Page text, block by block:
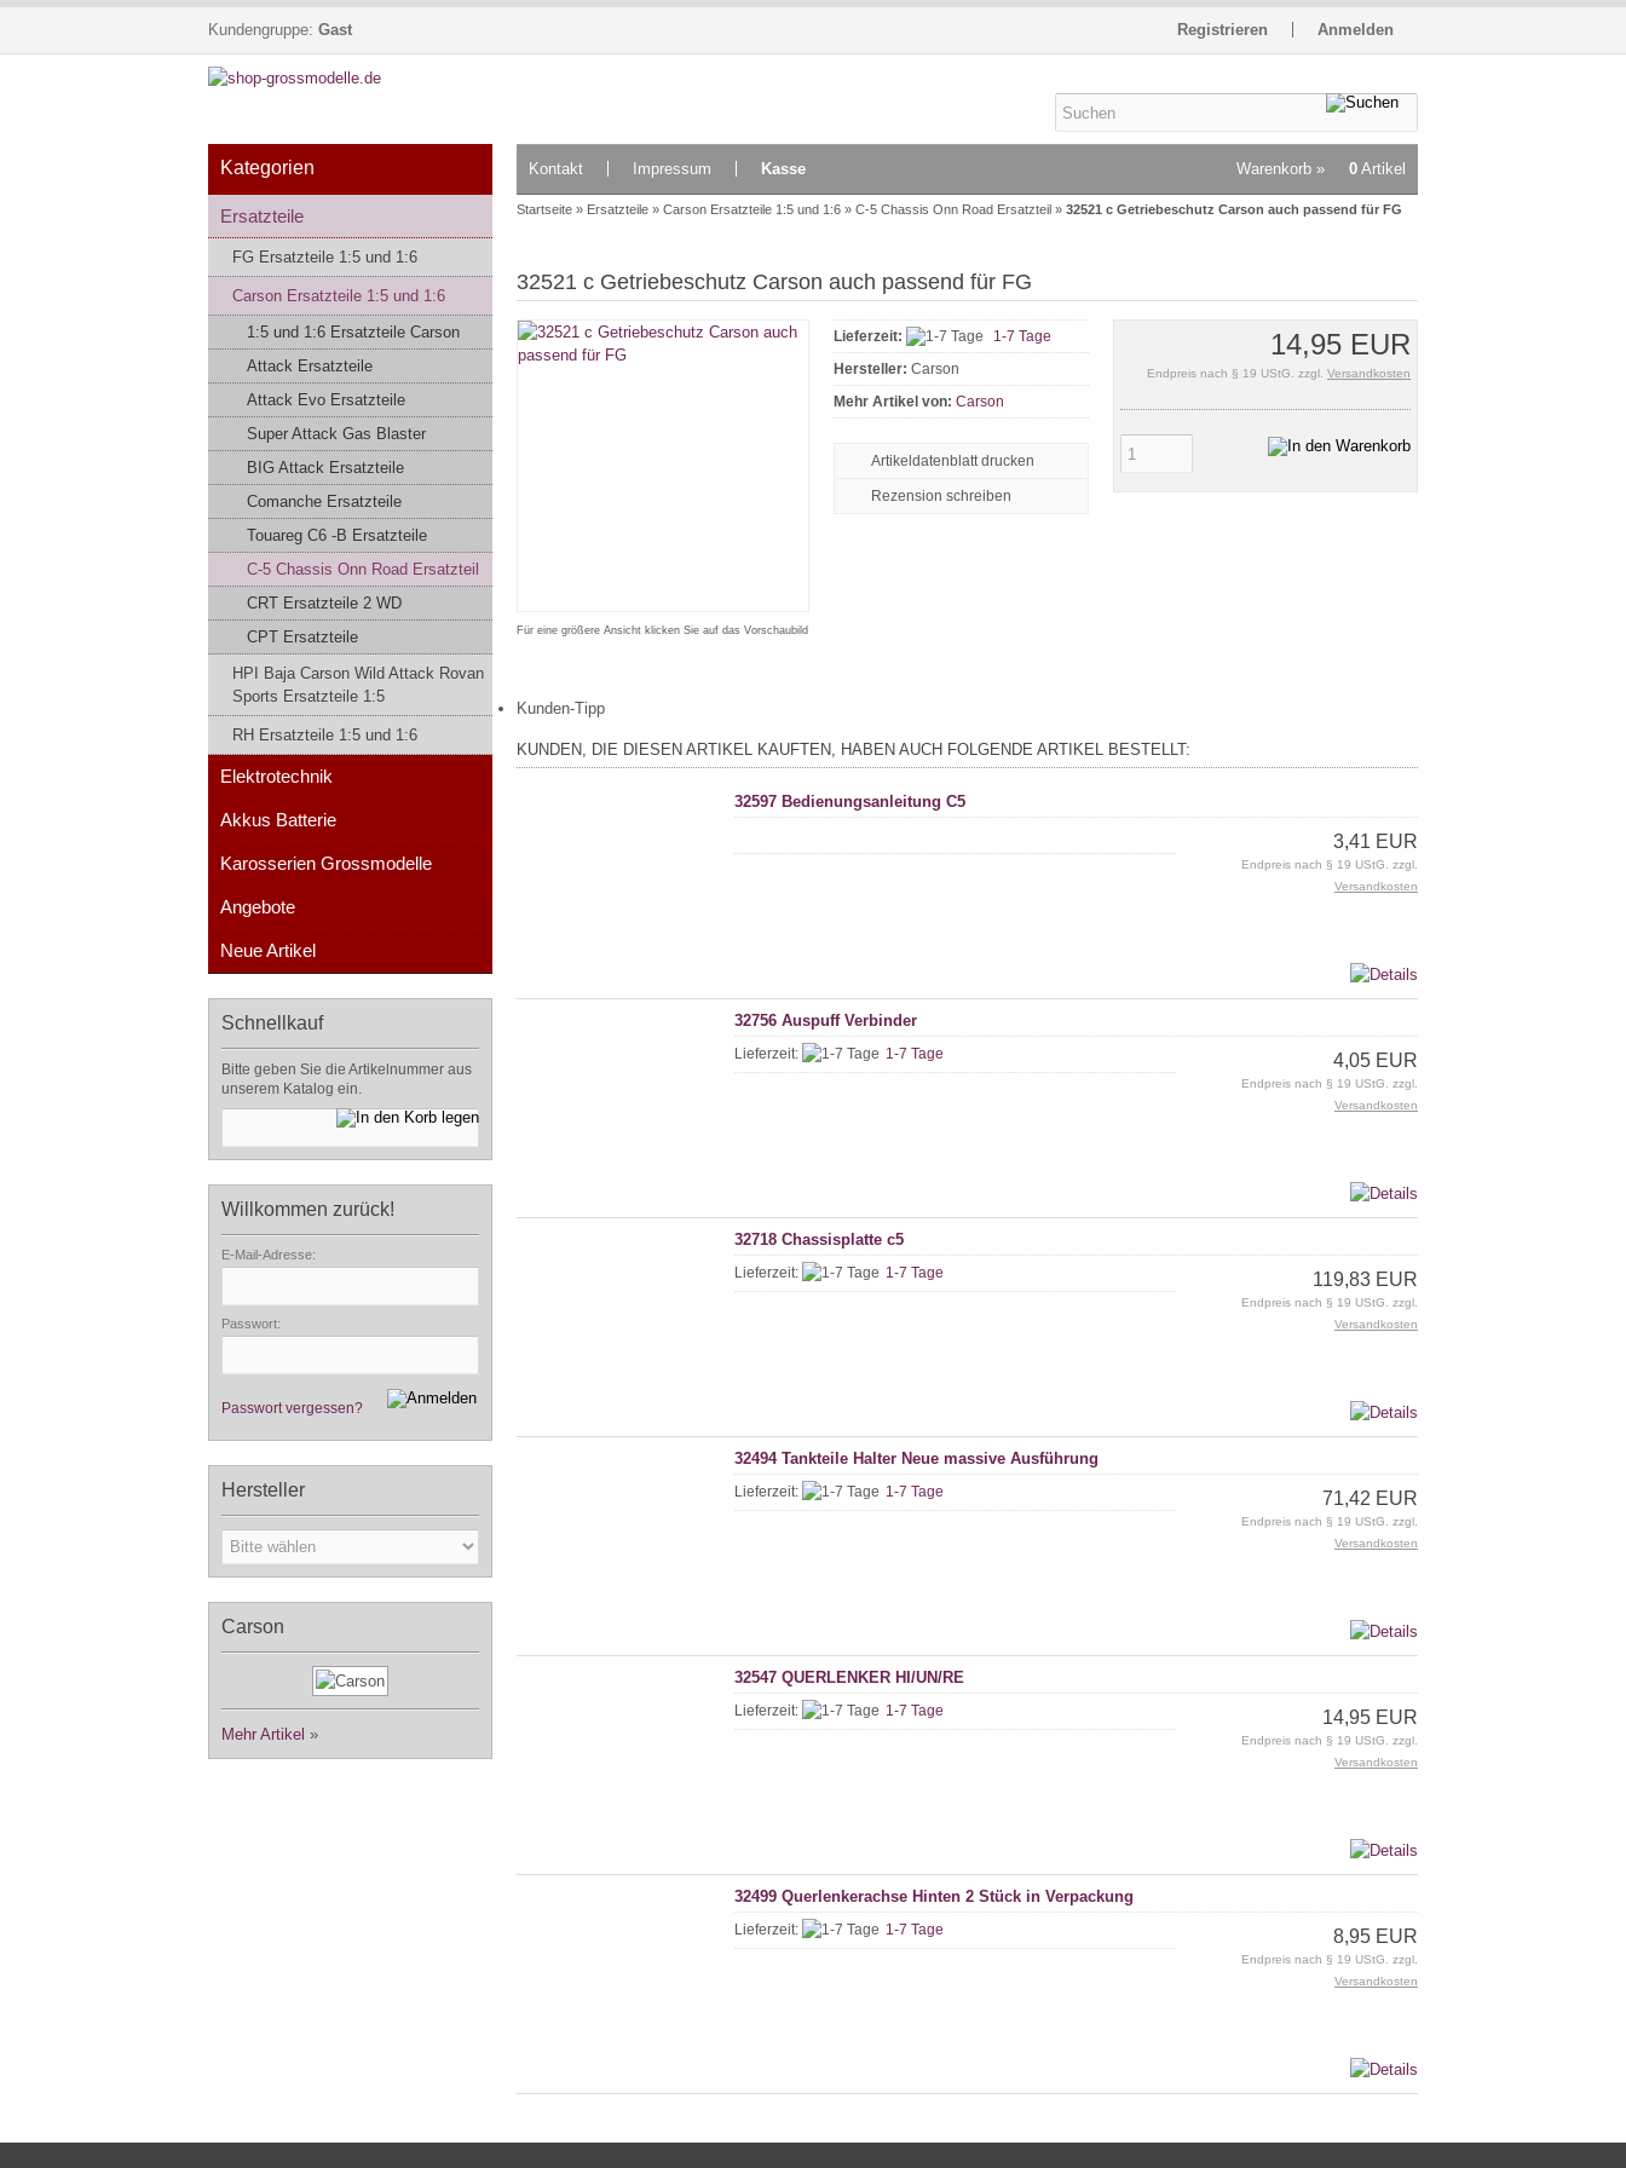
Kundengruppe: Gast Registrieren Anmelden
Kategorien
Ersatzteile
FG Ersatzteile 1:5 und 1:6
Carson Ersatzteile 1:5 und 1:6
1:5 und 1:6 Ersatzteile Carson
Attack Ersatzteile
Attack Evo Ersatzteile
Super Attack Gas Blaster
BIG Attack Ersatzteile
Comanche Ersatzteile
Touareg C6 -B Ersatzteile
C-5 Chassis Onn Road Ersatzteil
CRT Ersatzteile 2 WD
CPT Ersatzteile
HPI Baja Carson Wild Attack Rovan
Sports Ersatzteile 1:5
RH Ersatzteile 1:5 und 1:6
Elektrotechnik
Akkus Batterie
Karosserien Grossmodelle
Angebote
Neue Artikel
Schnellkauf
Bitte geben Sie die Artikelnummer aus
unserem Katalog ein.
Willkommen zurück!
E-Mail-Adresse:
Passwort:
Passwort vergessen?
Hersteller
Carson
Mehr Artikel »
Kontakt Impressum Kasse Warenkorb » 0 Artikel
Startseite » Ersatzteile » Carson Ersatzteile 1:5 und 1:6 » C-5 Chassis Onn Road Ersatzteil » 32521 c Getriebeschutz Carson auch passend für FG
32521 c Getriebeschutz Carson auch passend für FG
Für eine größere Ansicht klicken Sie auf das Vorschaubild
Lieferzeit:
1-7 Tage
Hersteller: Carson
Mehr Artikel von: Carson
Artikeldatenblatt drucken
Rezension schreiben
14,95 EUR
Endpreis nach § 19 UStG. zzgl. Versandkosten
Kunden-Tipp
KUNDEN, DIE DIESEN ARTIKEL KAUFTEN, HABEN AUCH FOLGENDE ARTIKEL BESTELLT:
32597 Bedienungsanleitung C5
3,41 EUR
Endpreis nach § 19 UStG. zzgl.
Versandkosten
32756 Auspuff Verbinder
Lieferzeit: 1-7 Tage 4,05 EUR
Endpreis nach § 19 UStG. zzgl.
Versandkosten
32718 Chassisplatte c5
Lieferzeit: 1-7 Tage 119,83 EUR
Endpreis nach § 19 UStG. zzgl.
Versandkosten
32494 Tankteile Halter Neue massive Ausführung
Lieferzeit: 1-7 Tage 71,42 EUR
Endpreis nach § 19 UStG. zzgl.
Versandkosten
32547 QUERLENKER HI/UN/RE
Lieferzeit: 1-7 Tage 14,95 EUR
Endpreis nach § 19 UStG. zzgl.
Versandkosten
32499 Querlenkerachse Hinten 2 Stück in Verpackung
Lieferzeit: 1-7 Tage 8,95 EUR
Endpreis nach § 19 UStG. zzgl.
Versandkosten